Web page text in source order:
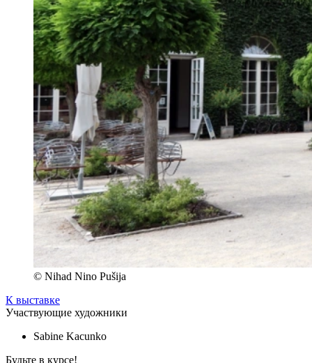
© Nihad Nino Pušija
К выставке
Участвующие художники
Sabine Kacunko
Будьте в курсе!